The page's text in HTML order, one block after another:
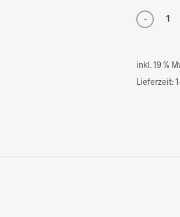
inkl. 19 %
Lieferzeit: